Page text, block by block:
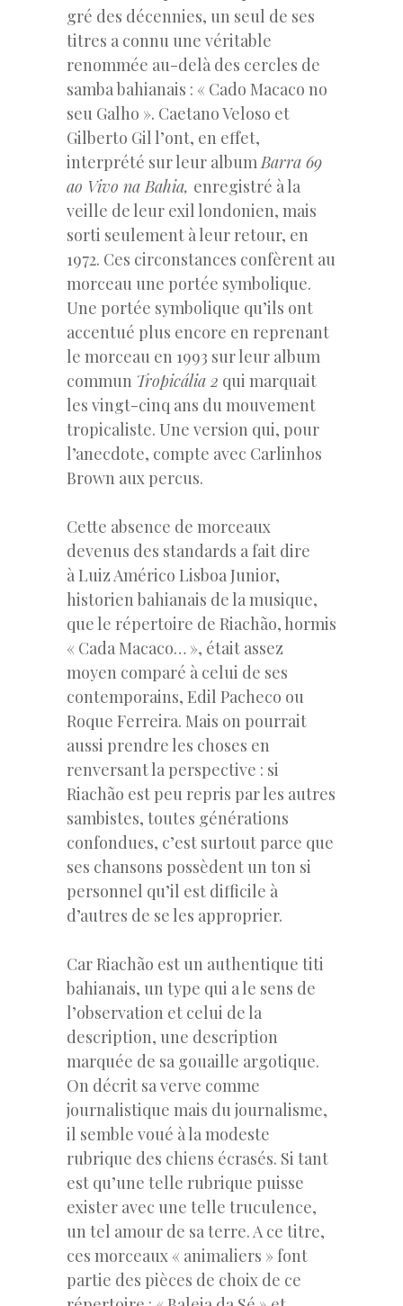
gré des décennies, un seul de ses
titres a connu une véritable
renommée au-delà des cercles de
samba bahianais : « Cado Macaco no
seu Galho ». Caetano Veloso et
Gilberto Gil l’ont, en effet,
interprété sur leur albumBarra 69
ao Vivo na Bahia, enregistré à la
veille de leur exil londonien, mais
sorti seulement à leur retour, en
1972. Ces circonstances confèrent au
morceau une portée symbolique.
Une portée symbolique qu’ils ont
accentué plus encore en reprenant
le morceau en 1993 sur leur album
commun Tropicália 2 qui marquait
les vingt-cinq ans du mouvement
tropicaliste. Une version qui, pour
l’anecdote, compte avec Carlinhos
Brown aux percus.
Cette absence de morceaux
devenus des standards a fait dire
à Luiz Américo Lisboa Junior,
historien bahianais de la musique,
que le répertoire de Riachão, hormis
« Cada Macaco… », était assez
moyen comparé à celui de ses
contemporains, Edil Pacheco ou
Roque Ferreira. Mais on pourrait
aussi prendre les choses en
renversant la perspective : si
Riachão est peu repris par les autres
sambistes, toutes générations
confondues, c’est surtout parce que
ses chansons possèdent un ton si
personnel qu’il est difficile à
d’autres de se les approprier.
Car Riachão est un authentique titi
bahianais, un type qui a le sens de
l’observation et celui de la
description, une description
marquée de sa gouaille argotique.
On décrit sa verve comme
journalistique mais du journalisme,
il semble voué à la modeste
rubrique des chiens écrasés. Si tant
est qu’une telle rubrique puisse
exister avec une telle truculence,
un tel amour de sa terre. A ce titre,
ces morceaux « animaliers » font
partie des pièces de choix de ce